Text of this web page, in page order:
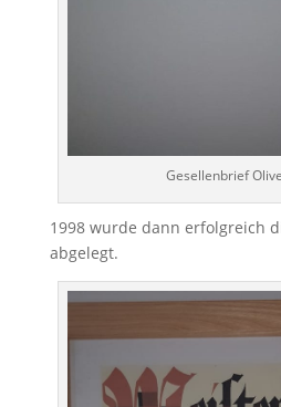
Gesellenbrief
1998 wurde dann erfolgreich
abgelegt.